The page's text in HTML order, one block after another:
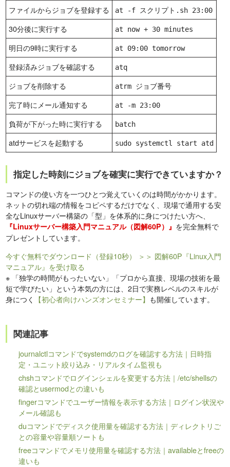
ファイルからジョブを登録する at -f スクリプト.sh 23:00
30分後に実行する at now + 30 minutes
明日の9時に実行する at 09:00 tomorrow
登録済みジョブを確認する atq
ジョブを削除する atrm ジョブ番号
完了時にメール通知する at -m 23:00
負荷が下がった時に実行する batch
atdサービスを起動する sudo systemctl start atd
指定した時刻にジョブを確実に実行できていますか？
コマンドの使い方を一つひとつ覚えていくのは時間がかかります。
ネットの切れ端の情報をコピペするだけでなく、現場で通用する安
全なLinuxサーバー構築の「型」を体系的に身につけたい方へ、
『Linuxサーバー構築入門マニュアル（図解60P）』 を完全無料で
プレゼントしています。
今すぐ無料でダウンロード（登録10秒）
＞＞ 図解60P『Linux入門
マニュアル』を受け取る
※ 「独学の時間がもったいない」「プロから直接、現場の技術を最
短で学びたい」という本気の方には、2日で実務レベルのスキルが
身につく
【初心者向けハンズオンセミナー】 も開催しています。
関連記事
journalctlコマンドでsystemdのログを確認する方法｜日時指
定・ユニット絞り込み・リアルタイム監視も
chshコマンドでログインシェルを変更する方法｜/etc/shellsの
確認とusermodとの違いも
fingerコマンドでユーザー情報を表示する方法｜ログイン状況や
メール確認も
duコマンドでディスク使用量を確認する方法｜ディレクトリご
との容量や容量順ソートも
freeコマンドでメモリ使用量を確認する方法｜availableとfreeの
違いも